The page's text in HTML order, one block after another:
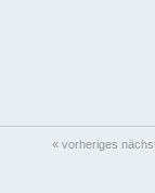
« vorheriges